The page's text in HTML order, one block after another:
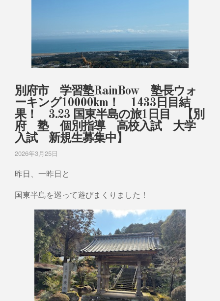
別府市 学習塾RainBow 塾長ウォ
ーキング10000km！ 1433日目結
果！ 3.23 国東半島の旅1日目 【別
府 塾 個別指導 高校入試 大学
入試 新規生募集中】
2026年3月25日
昨日、一昨日と
国東半島を巡って遊びまくりました！